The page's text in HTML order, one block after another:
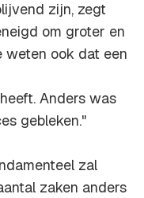
zijn, zegt
om groter en
ook dat een
Anders was
gebleken."
zal
zaken anders